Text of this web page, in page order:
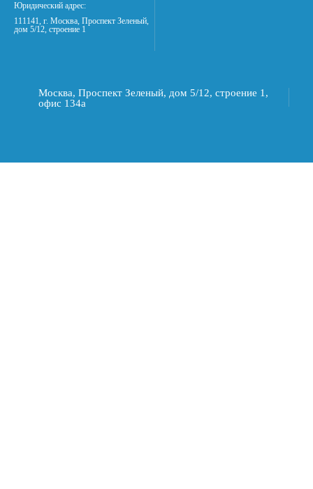
Юридический адрес:
111141, г. Москва, Проспект Зеленый,
дом 5/12, строение 1
Москва, Проспект Зеленый, дом 5/12, строение 1,
офис 134а